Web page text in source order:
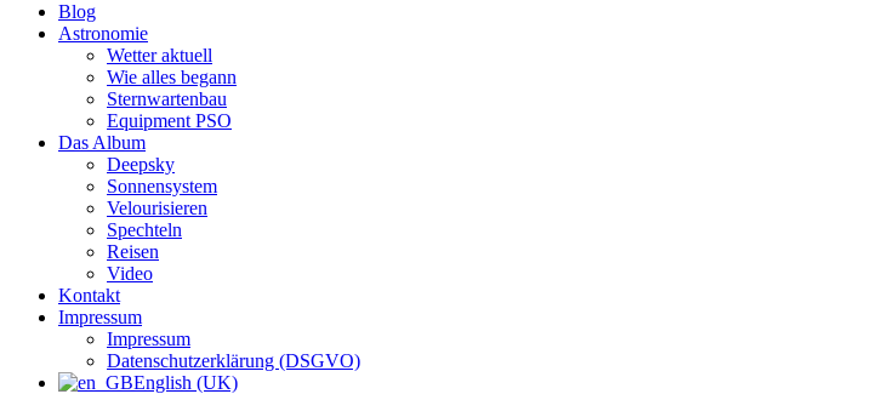
Blog
Astronomie
Wetter aktuell
Wie alles begann
Sternwartenbau
Equipment PSO
Das Album
Deepsky
Sonnensystem
Velourisieren
Spechteln
Reisen
Video
Kontakt
Impressum
Impressum
Datenschutzerklärung (DSGVO)
English (UK)